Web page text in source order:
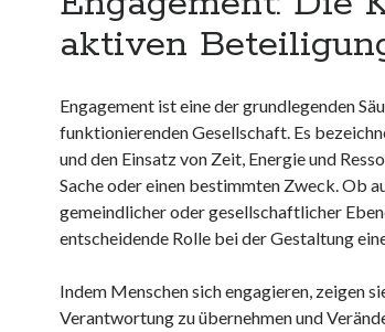
aktiven
Engagement ist eine der grundlegenden
funktionierenden Gesellschaft. Es
und den Einsatz von Zeit, Energie und
Sache oder einen bestimmten Zweck. Ob
gemeindlicher oder gesellschaftlicher
entscheidende Rolle bei der Gestaltung
Indem Menschen sich engagieren, zeigen
Verantwortung zu übernehmen und